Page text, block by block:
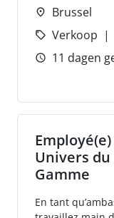
Brussel
Verkoop
11 dagen
Univers
Gamme
En tant